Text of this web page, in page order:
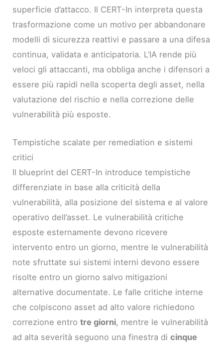
superficie d’attacco. Il CERT-In interpreta questa
trasformazione come un motivo per abbandonare
modelli di sicurezza reattivi e passare a una difesa
continua, validata e anticipatoria. L’IA rende più
veloci gli attaccanti, ma obbliga anche i difensori a
essere più rapidi nella scoperta degli asset, nella
valutazione del rischio e nella correzione delle
vulnerabilità più esposte.
Tempistiche scalate per remediation e sistemi
critici
Il blueprint del CERT-In introduce tempistiche
differenziate in base alla criticità della
vulnerabilità, alla posizione del sistema e al valore
operativo dell’asset. Le vulnerabilità critiche
esposte esternamente devono ricevere
intervento entro un giorno, mentre le vulnerabilità
note sfruttate sui sistemi interni devono essere
risolte entro un giorno salvo mitigazioni
alternative documentate. Le falle critiche interne
che colpiscono asset ad alto valore richiedono
correzione entrotre giorni, mentre le vulnerabilità
ad alta severità seguono una finestra dicinque